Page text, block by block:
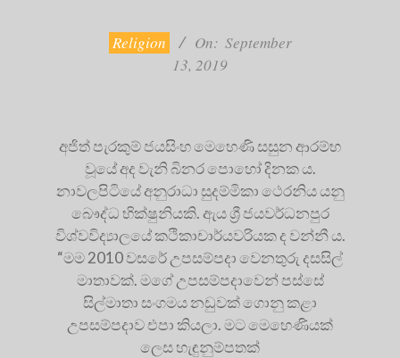
Religion On: September
13, 2019
අජිත් පැරකුම් ජයසිංහ මෙහෙණි සසුන ආරම්භ
වූයේ අද වැනි බිනර පොහෝ දිනක ය.
නාවලපිටියේ අනුරාධා සුදම්මිකා ථෙරනිය යනු
බෞද්ධ භික්ෂුනියකි. ඇය ශ්‍රී ජයවර්ධනපුර
විශ්වවිද්‍යාලයේ කථිකාචාර්යවරියක ද වන්නී ය.
“මම 2010 වසරේ උපසම්පදා වෙනතුරු දසසිල්
මාතාවක්. මගේ උපසම්පදාවෙන් පස්සේ
සිල්මාතා සංගමය නඩුවක් ගොනු කළා
උපසම්පදාව එපා කියලා. මට මෙහෙණියක්
ලෙස හැඳුනුම්පතක්